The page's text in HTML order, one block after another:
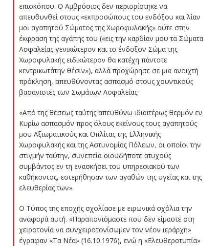
επισκόπου. Ο Αμβρόσιος δεν περιορίστηκε να
απευθυνθεί στους «εκπροσώπους του ενδόξου και λίαν
μοι αγαπητού Σώματος της Χωροφυλακής» ούτε στην
έκφραση της αγάπης του («εις την καρδίαν μου τα Σώματα
Ασφαλείας γενικώτερον και το ένδοξον Σώμα της
Χωροφυλακής ειδικώτερον θα κατέχη πάντοτε
κεντρικωτάτην θέσιν»), αλλά προχώρησε σε μια ανοιχτή
πρόκληση, απευθύνοντας ασπασμό στους χουντικούς
βασανιστές των Σωμάτων Ασφαλείας:
«Από της θέσεως ταύτης απευθύνω ιδιαιτέρως θερμόν εν
Κυρίω ασπασμόν προς όλους εκείνους τους αγαπητούς
μου Αξιωματικούς και Οπλίτας της Ελληνικής
Χωροφυλακής και της Αστυνομίας Πόλεων, οι οποίοι την
στιγμήν ταύτην, συνεπεία οιουδήποτε ατυχούς
συμβάντος εν τη ενασκήσει του υπηρεσιακού των
καθήκοντος, εστερήθησαν των αγαθών της υγείας και της
ελευθερίας των».
Ο Τύπος της εποχής σχολίασε με ειρωνικά σχόλια την
αναφορά αυτή. «Παραπονιόμαστε που δεν είμαστε στη
χειροτονία να συνχειροτονίσωμεν τον νέον ιεράρχη»
έγραφαν «Τα Νέα» (16.10.1976), ενώ η «Ελευθεροτυπία»